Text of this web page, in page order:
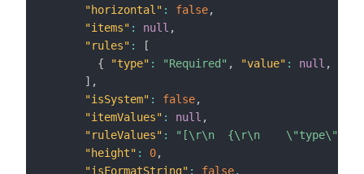
"horizontal" : false,
"items" : null ,
"rules" :
[
{
"type" : "Required" , "value" : null ,
] ,
"isSystem" : false,
"itemValues" : null ,
"ruleValues" :
"[\r\n  {\r\n    \"type\":
"height" : 0,
"isFormatString" : false,